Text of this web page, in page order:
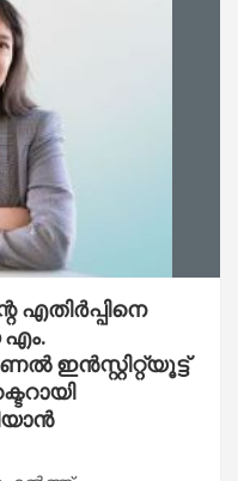
എം.
ഇൻസ്റ്റിറ്റ്യൂട്ട്